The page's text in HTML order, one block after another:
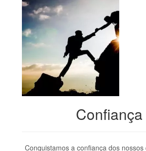
Confiança
Conquistamos a confiança dos